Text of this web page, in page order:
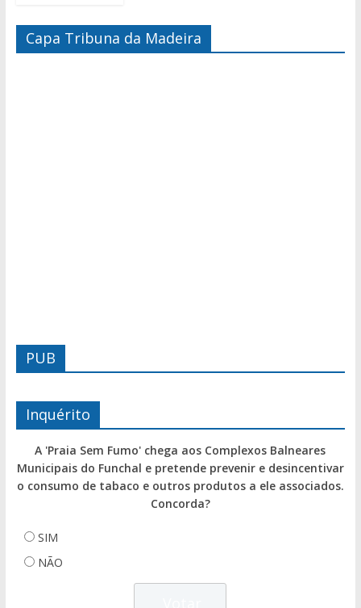
Capa Tribuna da Madeira
PUB
Inquérito
A 'Praia Sem Fumo' chega aos Complexos Balneares
Municipais do Funchal e pretende prevenir e desincentivar
o consumo de tabaco e outros produtos a ele associados.
Concorda?
SIM
NÃO